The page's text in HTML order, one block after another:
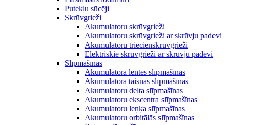
Putekļu sūcēji
Skrūvgrieži
Akumulatoru skrūvgrieži
Akumulatoru skrūvgrieži ar skrūvju padevi
Akumulatoru triecienskrūvgrieži
Elektriskie skrūvgrieži ar skrūvju padevi
Slīpmašīnas
Akumulatora lentes slīpmašīnas
Akumulatora taisnās slīpmašīnas
Akumulatoru delta slīpmašīnas
Akumulatoru ekscentra slīpmašīnas
Akumulatoru leņķa slīpmašīnas
Akumulatoru orbitālās slīpmašīnas